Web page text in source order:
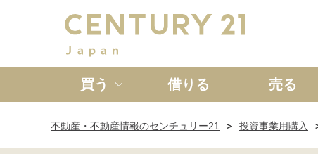
買う
新築一戸建て 中古一戸
借りる 売る
不動産・不動産情報のセンチュリー21 投資事業用購入